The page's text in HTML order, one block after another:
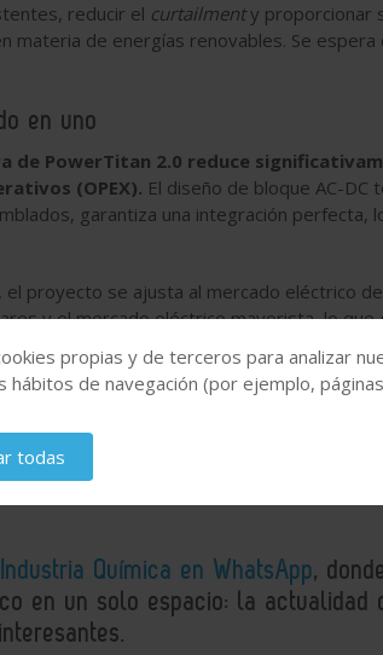
reducir el curtailmenty proporcionar
materia de energías renovables. Se
en uno
de PowerTitan 2.0 reduce
(OPEX). El diseño de bloque AC-
garantiza una integración
el proyecto se ajusta al mercado eléctrico
y el mercado eléctrico mayorista, lo
puedes
Química en WhatsApp,
en un solo espacio: la
propias y de terceros para analizar
hábitos de navegación (por ejemplo,
todas